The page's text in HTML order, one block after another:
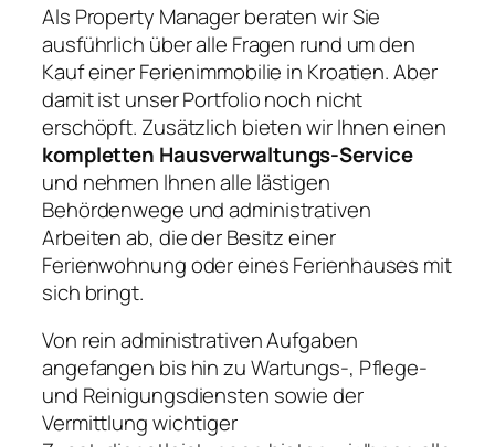
Als Property Manager beraten wir Sie
ausführlich über alle Fragen rund um den
Kauf einer Ferienimmobilie in Kroatien. Aber
damit ist unser Portfolio noch nicht
erschöpft. Zusätzlich bieten wir Ihnen einen
kompletten Hausverwaltungs-Service
und nehmen Ihnen alle lästigen
Behördenwege und administrativen
Arbeiten ab, die der Besitz einer
Ferienwohnung oder eines Ferienhauses mit
sich bringt.
Von rein administrativen Aufgaben
angefangen bis hin zu Wartungs-, Pflege-
und Reinigungsdiensten sowie der
Vermittlung wichtiger